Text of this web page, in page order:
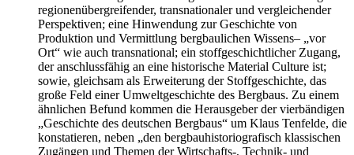
regionenübergreifender, transnationaler und vergleichender
Perspektiven; eine Hinwendung zur Geschichte von
Produktion und Vermittlung bergbaulichen Wissens– „vor
Ort“ wie auch transnational; ein stoffgeschichtlicher Zugang,
der anschlussfähig an eine historische Material Culture ist;
sowie, gleichsam als Erweiterung der Stoffgeschichte, das
große Feld einer Umweltgeschichte des Bergbaus. Zu einem
ähnlichen Befund kommen die Herausgeber der vierbändigen
„Geschichte des deutschen Bergbaus“ um Klaus Tenfelde, die
konstatieren, neben „den bergbauhistoriografisch klassischen
Zugängen und Themen der Wirtschafts-, Technik- und